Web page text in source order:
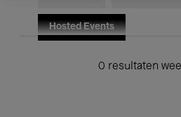
Hosted Events
0 resultaten